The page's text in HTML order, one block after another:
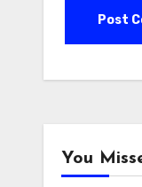
You